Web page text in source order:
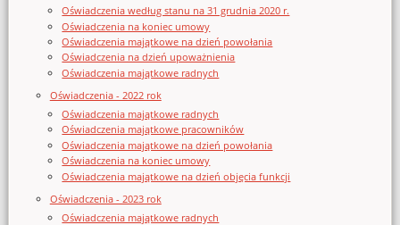
Oświadczenia według stanu na 31 grudnia 2020 r.
Oświadczenia na koniec umowy
Oświadczenia majątkowe na dzień powołania
Oświadczenia na dzień upoważnienia
Oświadczenia majątkowe radnych
Oświadczenia - 2022 rok
Oświadczenia majątkowe radnych
Oświadczenia majątkowe pracowników
Oświadczenia majątkowe na dzień powołania
Oświadczenia na koniec umowy
Oświadczenia majątkowe na dzień objęcia funkcji
Oświadczenia - 2023 rok
Oświadczenia majątkowe radnych